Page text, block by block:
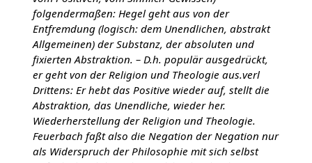
folgendermaßen: Hegel geht aus von der
Entfremdung (logisch: dem Unendlichen, abstrakt
Allgemeinen) der Substanz, der absoluten und
fixierten Abstraktion. – D.h. populär ausgedrückt,
er geht von der Religion und Theologie aus.verl
Drittens: Er hebt das Positive wieder auf, stellt die
Abstraktion, das Unendliche, wieder her.
Wiederherstellung der Religion und Theologie.
Feuerbach faßt also die Negation der Negation nur
als Widerspruch der Philosophie mit sich selbst